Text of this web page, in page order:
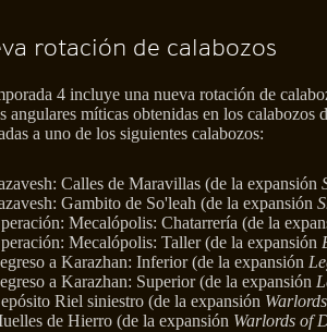
rotación de calabozos
4 incluye una nueva rotación de
angulares míticas obtenidas en los calabozos
a uno de los siguientes calabozos:
Calles de Maravillas (de la expansión
Gambito de So'leah (de la expansión
Mecalópolis: Chatarrería (de la
Mecalópolis: Taller (de la expansión
a Karazhan: Inferior (de la expansión
a Karazhan: Superior (de la expansión
Riel siniestro (de la expansión
de Hierro (de la expansión Warlords of